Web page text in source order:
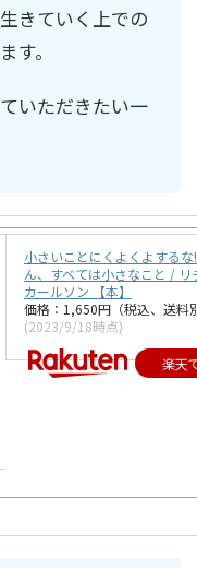
きていく上での
す。
いただきたい一
小さいことにくよくよする
ん、すべては小さなこと / リ
カールソン 【本】
価格：1,650円（税込、送料
(2023/9/18時点)
楽天